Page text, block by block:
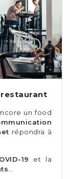
un food
répondra à
19
et la